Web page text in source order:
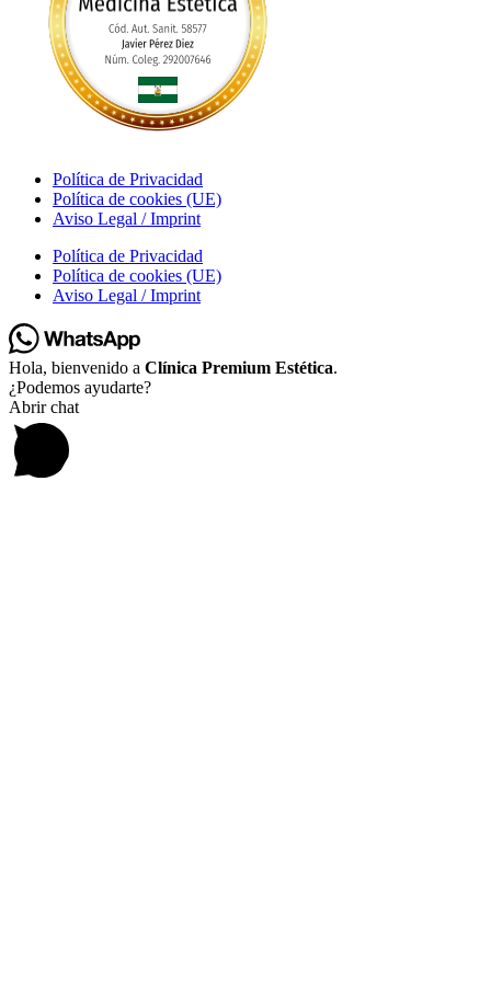
Política de Privacidad
Política de cookies (UE)
Aviso Legal / Imprint
Política de Privacidad
Política de cookies (UE)
Aviso Legal / Imprint
Hola, bienvenido a Clínica Premium Estética.
¿Podemos ayudarte?
Abrir chat